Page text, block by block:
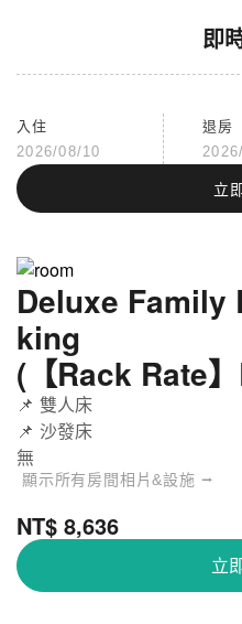
即
入住
2026/08/10
退房
立
Deluxe Family
king
(【Rack Rate
📌 雙人床
📌 沙發床
無
顯示所有房間相片&設施 ⭢
NT$ 8,636
立